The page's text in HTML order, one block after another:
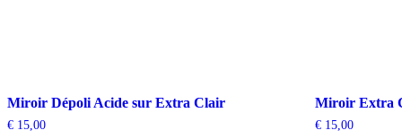
Miroir Dépoli Acide sur Extra Clair
€ 15,00
Miroir Extra
€ 15,00